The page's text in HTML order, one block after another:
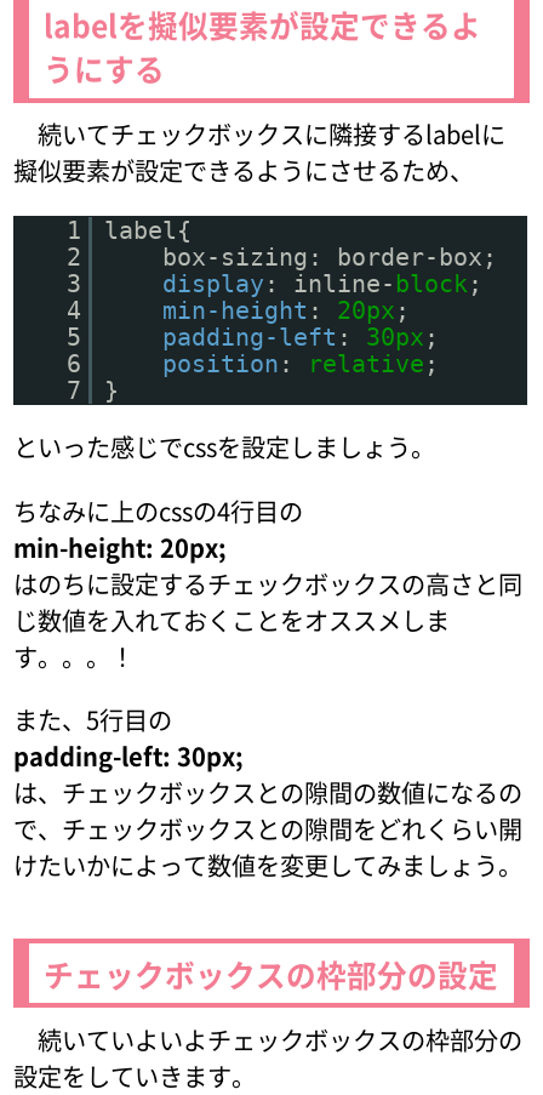
labelを擬似要素が設定できるよ
うにする
続いてチェックボックスに隣接するlabelに
擬似要素が設定できるようにさせるため、
1
label{
2
box-sizing: border-box;
3
display : inline- block;
4
min-height : 20px ;
5
padding-left : 30px ;
6
position : relative ;
7
}
といった感じでcssを設定しましょう。
ちなみに上のcssの4行目の
min-height: 20px;
はのちに設定するチェックボックスの高さと同
じ数値を入れておくことをオススメしま
す。。。！
また、5行目の
padding-left: 30px;
は、チェックボックスとの隙間の数値になるの
で、チェックボックスとの隙間をどれくらい開
けたいかによって数値を変更してみましょう。
チェックボックスの枠部分の設定
続いていよいよチェックボックスの枠部分の
設定をしていきます。